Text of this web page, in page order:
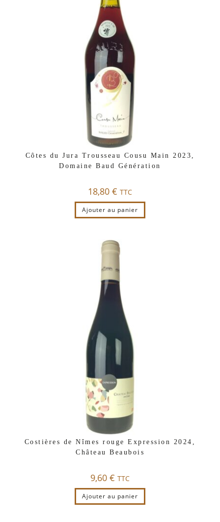
Côtes du Jura Trousseau Cousu Main 2023,
Domaine Baud Génération
18,80 € TTC
Ajouter au panier
Costières de Nîmes rouge Expression 2024,
Château Beaubois
9,60 € TTC
Ajouter au panier